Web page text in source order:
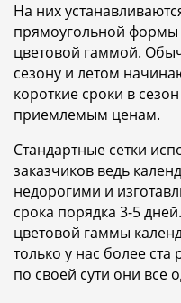
На них
прямоугольной формы
цветовой гаммой.
сезону и летом
короткие сроки в
приемлемым ценам.
Стандартные сетки
заказчиков ведь
недорогими и
срока порядка 3-5
цветовой гаммы
только у нас более
по своей сути они все